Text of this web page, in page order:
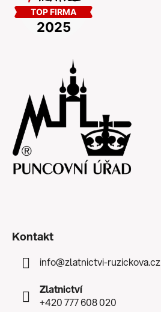
Kontakt
info@zlatnictvi-ruzickova.cz
Zlatnictví
+420 777 608 020